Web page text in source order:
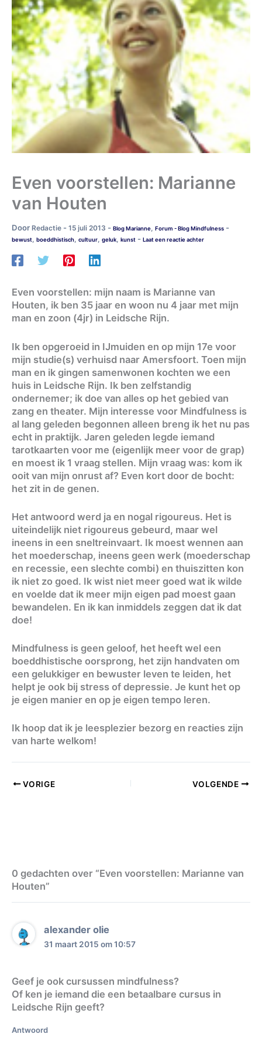
Even voorstellen: Marianne
van Houten
Door Redactie - 15 juli 2013 - Blog Marianne, Forum - Blog Mindfulness -
bewust, boeddhistisch, cultuur, geluk, kunst - Laat een reactie achter
Even voorstellen: mijn naam is Marianne van
Houten, ik ben 35 jaar en woon nu 4 jaar met mijn
man en zoon (4jr) in Leidsche Rijn.
Ik ben opgeroeid in IJmuiden en op mijn 17e voor
mijn studie(s) verhuisd naar Amersfoort. Toen mijn
man en ik gingen samenwonen kochten we een
huis in Leidsche Rijn. Ik ben zelfstandig
ondernemer; ik doe van alles op het gebied van
zang en theater. Mijn interesse voor Mindfulness is
al lang geleden begonnen alleen breng ik het nu pas
echt in praktijk. Jaren geleden legde iemand
tarotkaarten voor me (eigenlijk meer voor de grap)
en moest ik 1 vraag stellen. Mijn vraag was: kom ik
ooit van mijn onrust af? Even kort door de bocht:
het zit in de genen.
Het antwoord werd ja en nogal rigoureus. Het is
uiteindelijk niet rigoureus gebeurd, maar wel
ineens in een sneltreinvaart. Ik moest wennen aan
het moederschap, ineens geen werk (moederschap
en recessie, een slechte combi) en thuiszitten kon
ik niet zo goed. Ik wist niet meer goed wat ik wilde
en voelde dat ik meer mijn eigen pad moest gaan
bewandelen. En ik kan inmiddels zeggen dat ik dat
doe!
Mindfulness is geen geloof, het heeft wel een
boeddhistische oorsprong, het zijn handvaten om
een gelukkiger en bewuster leven te leiden, het
helpt je ook bij stress of depressie. Je kunt het op
je eigen manier en op je eigen tempo leren.
Ik hoop dat ik je leesplezier bezorg en reacties zijn
van harte welkom!
VORIGE VOLGENDE
0 gedachten over “Even voorstellen: Marianne van
Houten”
alexander olie
31 maart 2015 om 10:57
Geef je ook cursussen mindfulness?
Of ken je iemand die een betaalbare cursus in
Leidsche Rijn geeft?
Antwoord